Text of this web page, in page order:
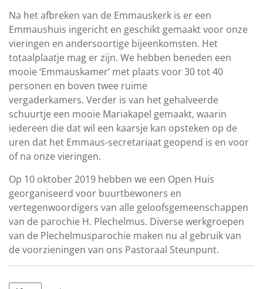
Na het afbreken van de Emmauskerk is er een
Emmaushuis ingericht en geschikt gemaakt voor onze
vieringen en andersoortige bijeenkomsten. Het
totaalplaatje mag er zijn. We hebben beneden een
mooie ‘Emmauskamer’ met plaats voor 30 tot 40
personen en boven twee ruime
vergaderkamers. Verder is van het gehalveerde
schuurtje een mooie Mariakapel gemaakt, waarin
iedereen die dat wil een kaarsje kan opsteken op de
uren dat het Emmaus-secretariaat geopend is en voor
of na onze vieringen.
Op 10 oktober 2019 hebben we een Open Huis
georganiseerd voor buurtbewoners en
vertegenwoordigers van alle geloofsgemeenschappen
van de parochie H. Plechelmus. Diverse werkgroepen
van de Plechelmusparochie maken nu al gebruik van
de voorzieningen van ons Pastoraal Steunpunt.